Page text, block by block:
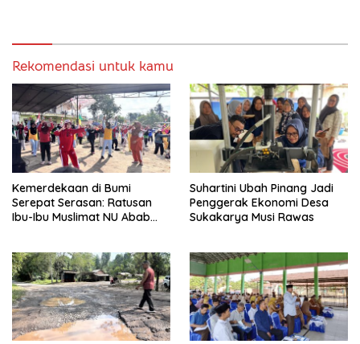
Rekomendasi untuk kamu
Kemerdekaan di Bumi
Serepat Serasan: Ratusan
Ibu-Ibu Muslimat NU Abab
Indonesia
Suhartini Ubah Pinang Jadi
Penggerak Ekonomi Desa
Sukakarya Musi Rawas